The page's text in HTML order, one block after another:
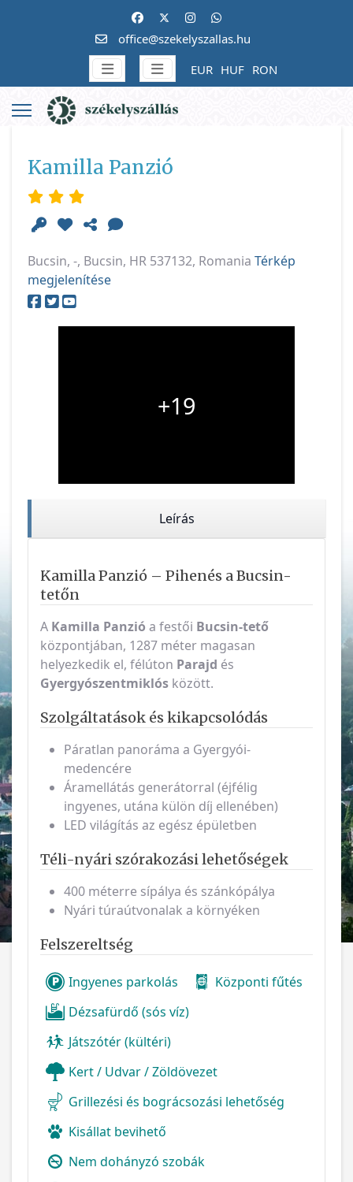
office@szekelyszallas.hu
EUR HUF RON
Kamilla Panzió
Bucsin, -, Bucsin, HR 537132, Romania Térkép
megjelenítése
+19
Leírás
Kamilla Panzió – Pihenés a Bucsin-
tetőn
A Kamilla Panzió a festői Bucsin-tető
központjában, 1287 méter magasan
helyezkedik el, félúton Parajd és
Gyergyószentmiklós között.
Szolgáltatások és kikapcsolódás
Páratlan panoráma a Gyergyói-
medencére
Áramellátás generátorral (éjfélig
ingyenes, utána külön díj ellenében)
LED világítás az egész épületben
Téli-nyári szórakozási lehetőségek
400 méterre sípálya és szánkópálya
Nyári túraútvonalak a környéken
Felszereltség
Ingyenes parkolás
Központi fűtés
Dézsafürdő (sós víz)
Játszótér (kültéri)
Kert / Udvar / Zöldövezet
Grillezési és bográcsozási lehetőség
Kisállat bevihető
Nem dohányzó szobák